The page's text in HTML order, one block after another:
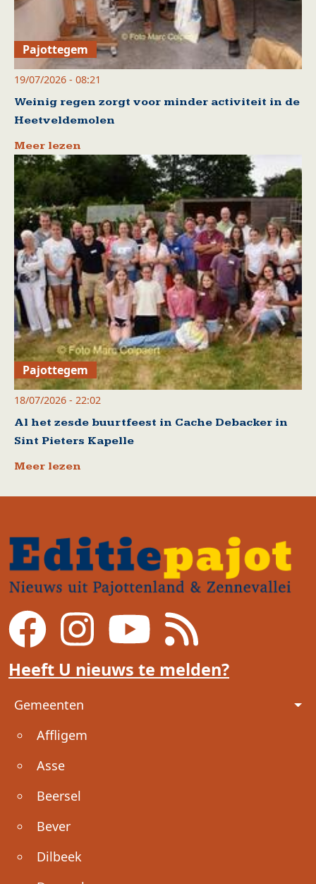
Pajottegem
19/07/2026 - 08:21
Weinig regen zorgt voor minder activiteit in de
Heetveldemolen
Meer lezen
Pajottegem
18/07/2026 - 22:02
Al het zesde buurtfeest in Cache Debacker in
Sint Pieters Kapelle
Meer lezen
Heeft U nieuws te melden?
Voet
Gemeenten
Affligem
Asse
Beersel
Bever
Dilbeek